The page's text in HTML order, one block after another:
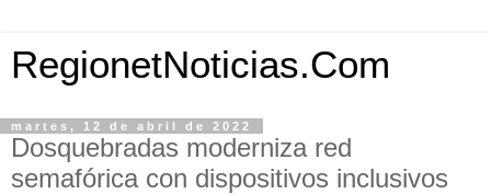
RegionetNoticias.Com
martes, 12 de abril de 2022
Dosquebradas moderniza red
semafórica con dispositivos inclusivos